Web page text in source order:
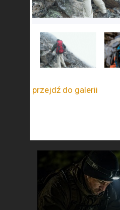
przejdź do galerii